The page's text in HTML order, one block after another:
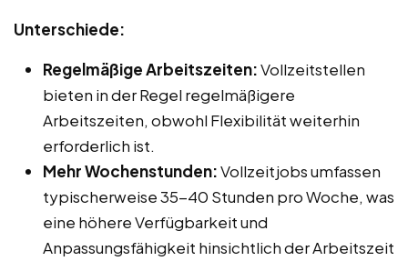
Unterschiede:
Regelmäßige Arbeitszeiten:Vollzeitstellen
bieten in der Regel regelmäßigere
Arbeitszeiten, obwohl Flexibilität weiterhin
erforderlich ist.
Mehr Wochenstunden:Vollzeitjobs umfassen
typischerweise 35-40 Stunden pro Woche, was
eine höhere Verfügbarkeit und
Anpassungsfähigkeit hinsichtlich der Arbeitszeit